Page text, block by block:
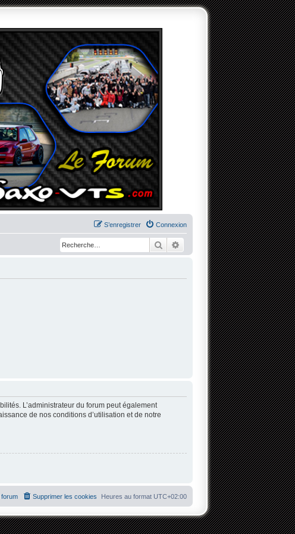
Connexion
S’enregistrer
RechercherRecherche avancée
L’administrateur du forum peut également
de nos conditions d’utilisation et de notre
Heures au format UTC+02:00
Supprimer les cookies
forum